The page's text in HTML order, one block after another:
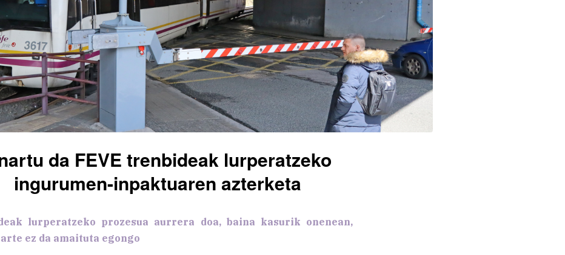
da FEVE trenbideak lurperatzeko
ingurumen-inpaktuaren azterketa
lurperatzeko prozesua aurrera doa, baina kasurik onenean,
ez da amaituta egongo